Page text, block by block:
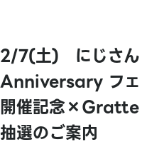
2/7(土) にじさ
Anniversary フ
開催記念
抽選のご案内